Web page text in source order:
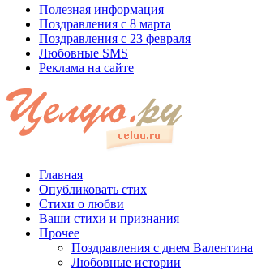
Полезная информация
Поздравления с 8 марта
Поздравления с 23 февраля
Любовные SMS
Реклама на сайте
Главная
Опубликовать стих
Стихи о любви
Ваши стихи и признания
Прочее
Поздравления с днем Валентина
Любовные истории